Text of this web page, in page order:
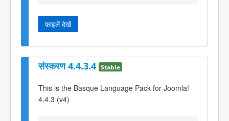
फ़ाइलें देखें
संस्करण 4.4.3.4 Stable
This is the Basque Language Pack for Joomla!
4.4.3 (v4)